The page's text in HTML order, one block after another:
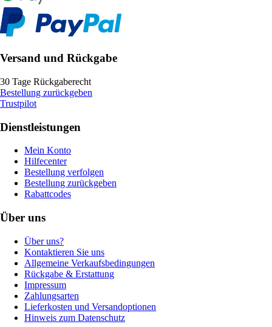
Versand und Rückgabe
30 Tage Rückgaberecht
Bestellung zurückgeben
Trustpilot
Dienstleistungen
Mein Konto
Hilfecenter
Bestellung verfolgen
Bestellung zurückgeben
Rabattcodes
Über uns
Über uns?
Kontaktieren Sie uns
Allgemeine Verkaufsbedingungen
Rückgabe & Erstattung
Impressum
Zahlungsarten
Lieferkosten und Versandoptionen
Hinweis zum Datenschutz